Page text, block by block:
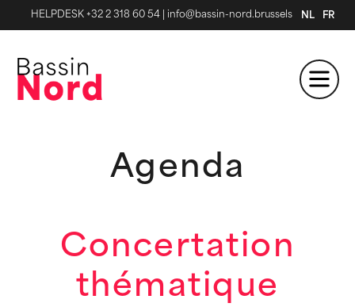
HELPDESK +32 2 318 60 54 info@bassin-nord.brussels NL FR
Agenda
Concertation
thématique